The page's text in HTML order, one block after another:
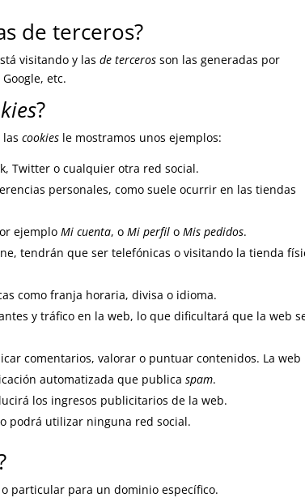
de terceros?
visitando y lasde terceros son las generadas por
etc.
?
lascookies le mostramos unos ejemplos:
Twitter o cualquier otra red social.
personales, como suele ocurrir en las tiendas
ejemploMi cuenta, oMi perfil oMis pedidos.
tendrán que ser telefónicas o visitando la tienda
como franja horaria, divisa o idioma.
y tráfico en la web, lo que dificultará que la web
comentarios, valorar o puntuar contenidos. La web
automatizada que publicaspam.
los ingresos publicitarios de la web.
podrá utilizar ninguna red social.
particular para un dominio específico.